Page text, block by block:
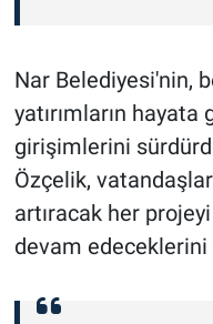
Nar Belediyesi'nin,
yatırımların
girişimlerini
Özçelik,
artıracak her
devam edeceklerini